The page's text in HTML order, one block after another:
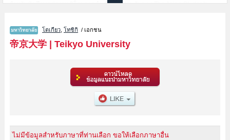
สำหรับนักศึกษาต่างชาติโดยการดำเนินงานร่วมกันของ The Asian Students
คณะLawหรือคณะScience and EngineeringหรือคณะForeign Languageหรือ
คณะEducation ไว้ เป็นต้นไว้สำหรับผู้ที่ต้องการค้นหาข้อมูลการศึกษาต่อเกี่ยว
กับTeikyo University กรุณาใช้เว็บไซต์นี้เพื่อการค้นหาข้อมูลตามอัธยาศัย
วิทยาลัย,วิทยาลัยระดับอนุปริญญา,วิทยาลัยอาชีวศึกษากว่า 1,300 แห่งที่กำลัง
เปิดรับสมัครนักศึกษาต่างชาติด้วย
โตเกียว ,โทชิกิ / เอกชน
帝京大学| Teikyo University
ไม่มีข้อมูลสำหรับภาษาที่ท่านเลือก ขอให้เลือกภาษาอื่น